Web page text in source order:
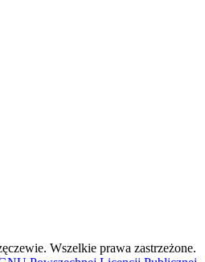
Wszelkie prawa zastrzeżone.